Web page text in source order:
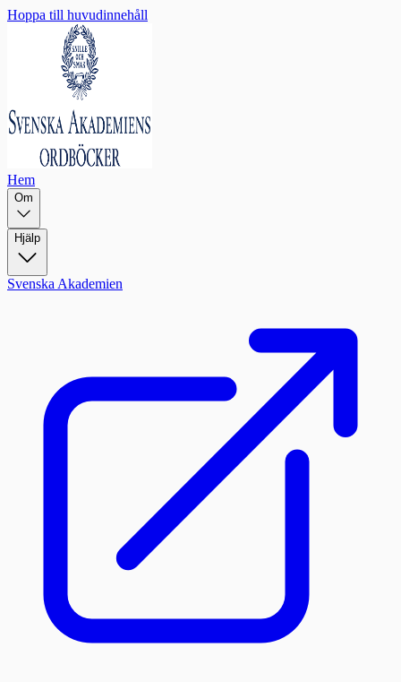
Hoppa till huvudinnehåll
Hem
Om
Hjälp
Svenska Akademien